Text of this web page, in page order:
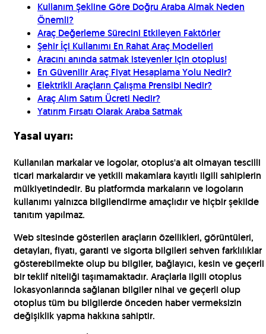
Kullanım Şekline Göre Doğru Araba Almak Neden
Önemli?
Araç Değerleme Sürecini Etkileyen Faktörler
Şehir İçi Kullanımı En Rahat Araç Modelleri
Aracını anında satmak isteyenler için otoplus!
En Güvenilir Araç Fiyat Hesaplama Yolu Nedir?
Elektrikli Araçların Çalışma Prensibi Nedir?
Araç Alım Satım Ücreti Nedir?
Yatırım Fırsatı Olarak Araba Satmak
Yasal uyarı:
Kullanılan markalar ve logolar, otoplus'a ait olmayan tescilli
ticari markalardır ve yetkili makamlara kayıtlı ilgili sahiplerin
mülkiyetindedir. Bu platformda markaların ve logoların
kullanımı yalnızca bilgilendirme amaçlıdır ve hiçbir şekilde
tanıtım yapılmaz.
Web sitesinde gösterilen araçların özellikleri, görüntüleri,
detayları, fiyatı, garanti ve sigorta bilgileri sehven farklılıklar
gösterebilmekte olup bu bilgiler, bağlayıcı, kesin ve geçerli
bir teklif niteliği taşımamaktadır. Araçlarla ilgili otoplus
lokasyonlarında sağlanan bilgiler nihai ve geçerli olup
otoplus tüm bu bilgilerde önceden haber vermeksizin
değişiklik yapma hakkına sahiptir.